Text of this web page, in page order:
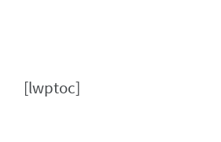
[lwptoc]